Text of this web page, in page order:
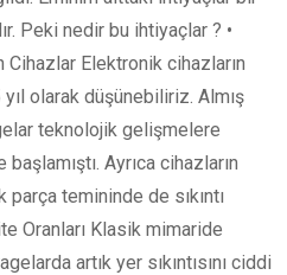
Peki nedir bu ihtiyaçlar ? •
Cihazlar Elektronik cihazların
olarak düşünebiliriz. Almış
teknolojik gelişmelere
Ayrıca cihazların
temininde de sıkıntı
Oranları Klasik mimaride
artık yer sıkıntısını ciddi